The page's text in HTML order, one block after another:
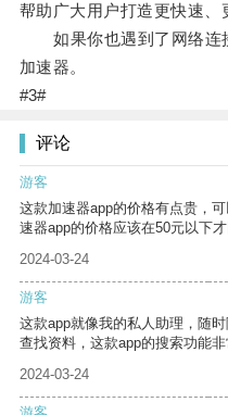
帮助广大用户打造更快速、
如果你也遇到了网络连
加速器。
#3#
评论
游客
这款加速器app的价格有点贵，
速器app的价格应该在50元以下才
2024-03-24
游客
这款app就像我的私人助理，随
查找资料，这款app的搜索功能
2024-03-24